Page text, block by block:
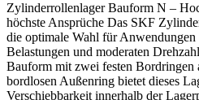
Zylinderrollenlager Bauform N –
höchste Ansprüche Das SKF
die optimale Wahl für Anwendungen
Belastungen und moderaten
Bauform mit zwei festen Bordringen
bordlosen Außenring bietet dieses
Verschiebbarkeit innerhalb der